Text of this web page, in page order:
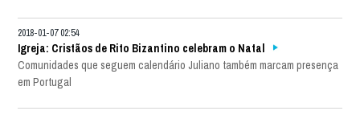
2018-01-07 02:54
Igreja: Cristãos de Rito Bizantino celebram o Natal
Comunidades que seguem calendário Juliano também marcam presença
em Portugal